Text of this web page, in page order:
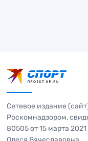
Сетевое издание
Роскомнадзором,
80505 от 15 марта